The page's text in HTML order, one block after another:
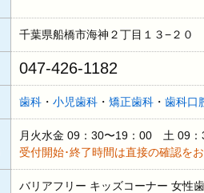
千葉県船橋市海神２丁目１３−２０
047-426-1182
歯科 ・ 小児歯科 ・ 矯正歯科 ・ 歯科口
月火水金 09：30〜19：00 土 09
受付開始･終了時間は直接の確認を
バリアフリー キッズコーナー 女性